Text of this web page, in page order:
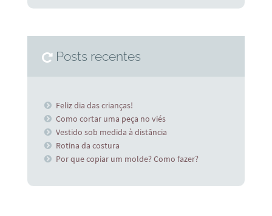
Posts recentes
Feliz dia das crianças!
Como cortar uma peça no viés
Vestido sob medida à distância
Rotina da costura
Por que copiar um molde? Como fazer?